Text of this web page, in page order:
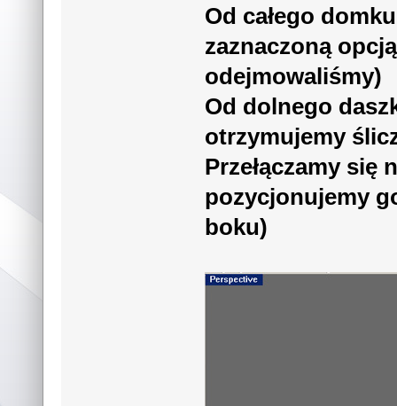
Od całego
zaznaczoną
odejmowaliśmy)
Od dolnego
otrzymujemy
Przełączamy się
pozycjonujemy
boku)